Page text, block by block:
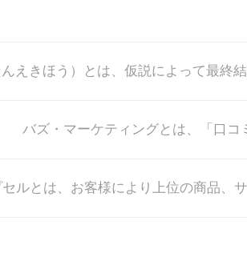
ルとは、お客様により上位の商品、